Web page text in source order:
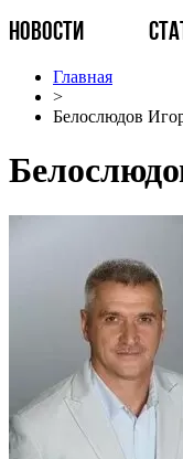
НОВОСТИ
Главная
>
Белослюдов